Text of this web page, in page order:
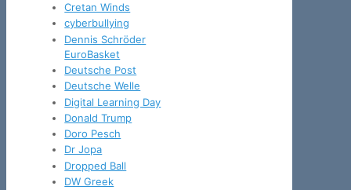
Cretan Winds
cyberbullying
Dennis Schröder
EuroBasket
Deutsche Post
Deutsche Welle
Digital Learning Day
Donald Trump
Doro Pesch
Dr Jopa
Dropped Ball
DW Greek